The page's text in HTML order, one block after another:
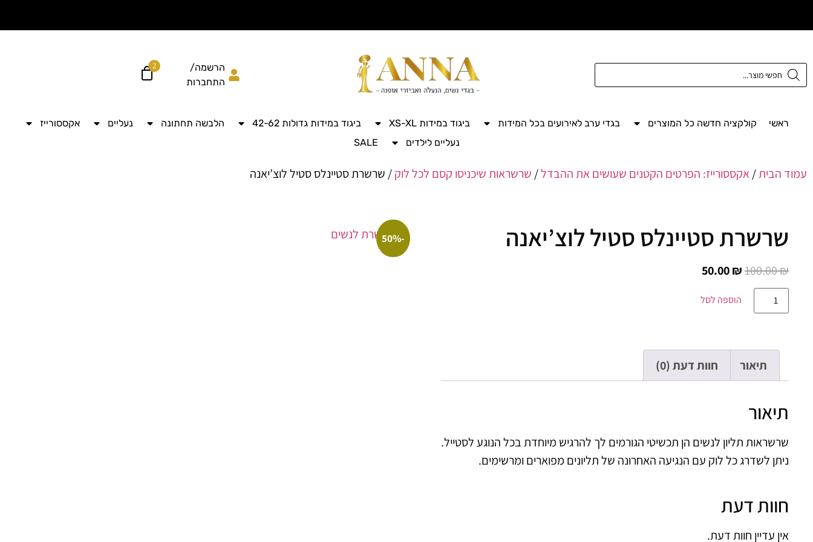
הרשמה/
התחברות
2
ראשי קולקציה חדשה כל המוצרים בגדי ערב לאירועים בכל המידות ביגוד במידות XS-XL ביגוד במידות גדולות 42-62 הלבשה תחתונה נעליים
אקססורייז
נעליים לילדים
SALE
עמוד הבית/אקססורייז: הפרטים הקטנים שעושים את ההבדל/ שרשראות שיכניסו קסם לכל לוק/ שרשרת סטיינלס סטיל לוצ’יאנה
שרשרת סטיינלס סטיל לוצ’יאנה
100.00₪
50.00₪
הוספה לסל
תיאור חוות דעת (0)
תיאור
שרשראות תליון לנשים הן תכשיטי הגורמים לך להרגיש מיוחדת בכל הנוגע לסטייל.
ניתן לשדרג כל לוק עם הנגיעה האחרונה של תליונים מפוארים ומרשימים.
חוות דעת
אין עדיין חוות דעת.
-50%